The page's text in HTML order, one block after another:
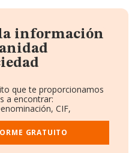
información
que te proporcionamos
a encontrar:
CIF,
(BORME).
y Empleados.
y Administradores.
GRATUITO